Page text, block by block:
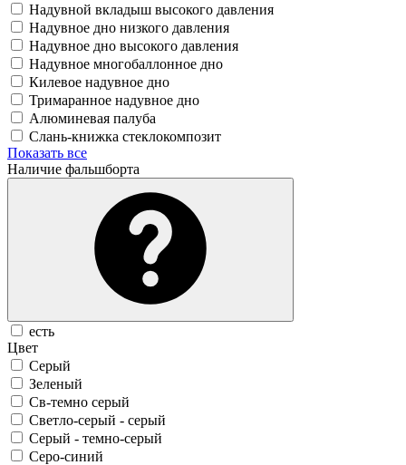
Надувной вкладыш высокого давления
Надувное дно низкого давления
Надувное дно высокого давления
Надувное многобаллонное дно
Килевое надувное дно
Тримаранное надувное дно
Алюминевая палуба
Слань-книжка стеклокомпозит
Показать все
Наличие фальшборта
есть
Цвет
Серый
Зеленый
Св-темно серый
Светло-серый - серый
Серый - темно-серый
Серо-синий